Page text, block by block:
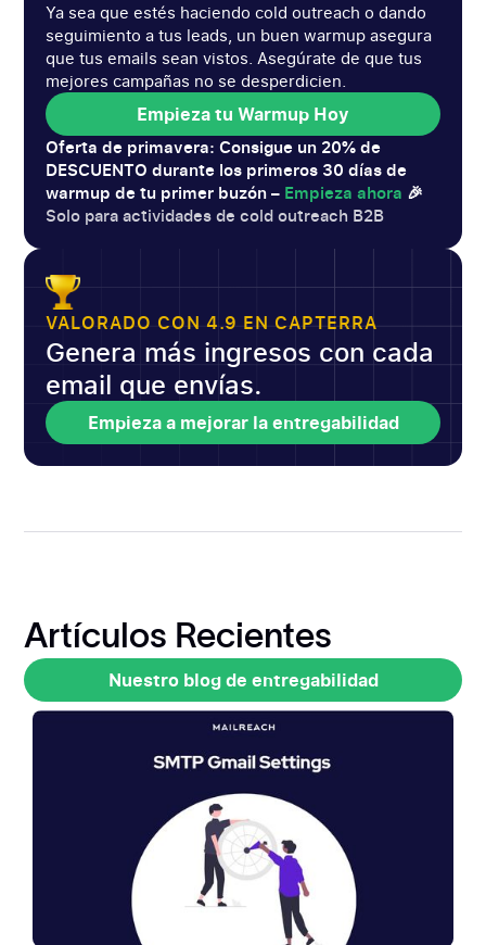
VALORADO CON 4.9 EN CAPTERRA
Genera más ingresos con cada
email que envías.
Empieza a mejorar la entregabilidad
Empieza a mejorar la entregabilidad
Ya sea que estés haciendo cold outreach o dando
seguimiento a tus leads, un buen warmup asegura
que tus emails sean vistos. Asegúrate de que tus
mejores campañas no se desperdicien.
Empieza tu Warmup Hoy
Empieza tu Warmup Hoy
Oferta de primavera: Consigue un 20% de
DESCUENTO durante los primeros 30 días de
warmup de tu primer buzón – Empieza ahora 🎉
Solo para actividades de cold outreach B2B
Artículos Recientes
Nuestro blog de entregabilidad
Nuestro blog de entregabilidad